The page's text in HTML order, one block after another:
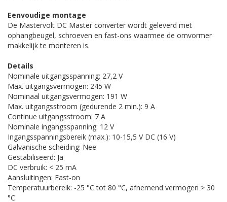
Eenvoudige montage
De Mastervolt DC Master converter wordt geleverd met
ophangbeugel, schroeven en fast-ons waarmee de omvormer
makkelijk te monteren is.
Details
Nominale uitgangsspanning: 27,2 V
Max. uitgangsvermogen: 245 W
Nominaal uitgangsvermogen: 191 W
Max. uitgangsstroom (gedurende 2 min.): 9 A
Continue uitgangsstroom: 7 A
Nominale ingangsspanning: 12 V
Ingangsspanningsbereik (max.): 10-15,5 V DC (16 V)
Galvanische scheiding: Nee
Gestabiliseerd: Ja
DC verbruik: < 25 mA
Aansluitingen: Fast-on
Temperatuurbereik: -25 °C tot 80 °C, afnemend vermogen > 30
°C